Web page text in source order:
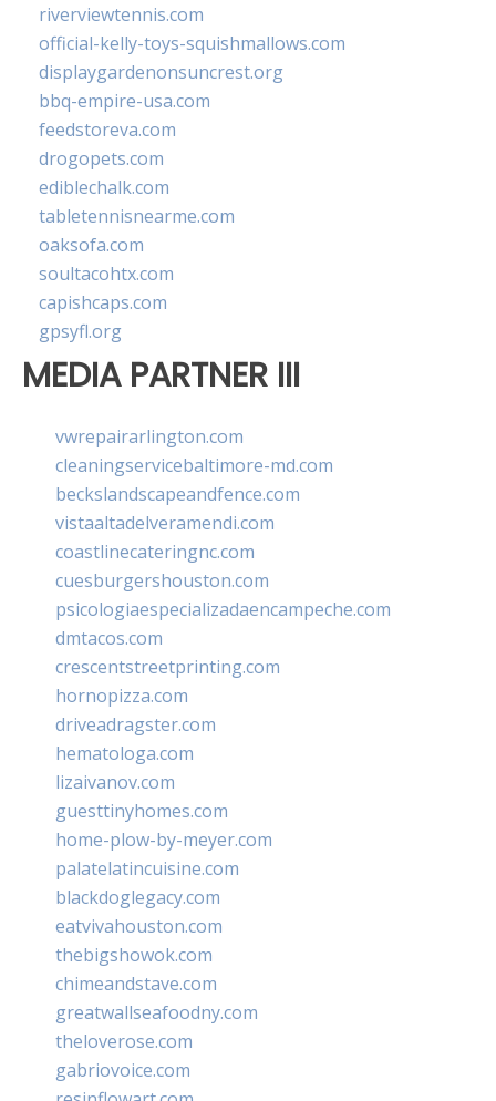
riverviewtennis.com
official-kelly-toys-squishmallows.com
displaygardenonsuncrest.org
bbq-empire-usa.com
feedstoreva.com
drogopets.com
ediblechalk.com
tabletennisnearme.com
oaksofa.com
soultacohtx.com
capishcaps.com
gpsyfl.org
MEDIA PARTNER III
vwrepairarlington.com
cleaningservicebaltimore-md.com
beckslandscapeandfence.com
vistaaltadelveramendi.com
coastlinecateringnc.com
cuesburgershouston.com
psicologiaespecializadaencampeche.com
dmtacos.com
crescentstreetprinting.com
hornopizza.com
driveadragster.com
hematologa.com
lizaivanov.com
guesttinyhomes.com
home-plow-by-meyer.com
palatelatincuisine.com
blackdoglegacy.com
eatvivahouston.com
thebigshowok.com
chimeandstave.com
greatwallseafoodny.com
theloverose.com
gabriovoice.com